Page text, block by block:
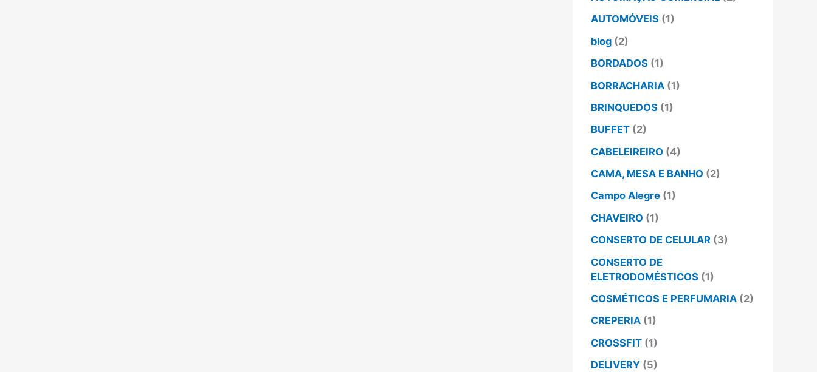
AUTOMÓVEIS (1)
blog (2)
BORDADOS (1)
BORRACHARIA (1)
BRINQUEDOS (1)
BUFFET (2)
CABELEIREIRO (4)
CAMA, MESA E BANHO (2)
Campo Alegre (1)
CHAVEIRO (1)
CONSERTO DE CELULAR (3)
CONSERTO DE
ELETRODOMÉSTICOS (1)
COSMÉTICOS E PERFUMARIA (2)
CREPERIA (1)
CROSSFIT (1)
DELIVERY (5)